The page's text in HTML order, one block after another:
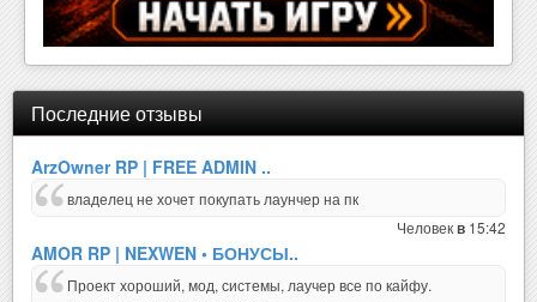
Последние отзывы
ArzOwner RP | FREE ADMIN ..
владелец не хочет покупать лаунчер на пк
Человекв 15:42
AMOR RP | NEXWEN • БОНУСЫ..
Проект хороший, мод, системы, лаучер все по кайфу.